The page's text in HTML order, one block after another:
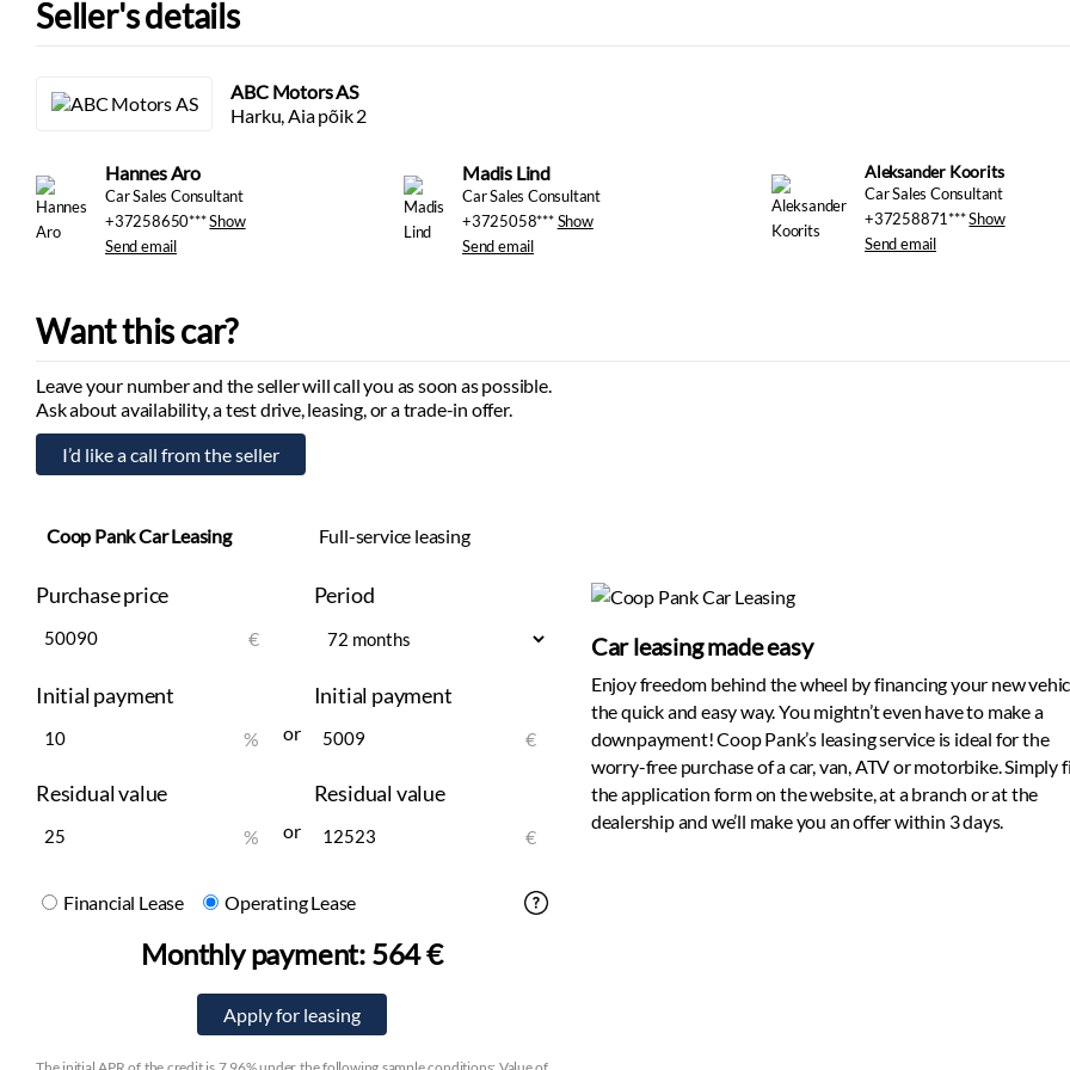
Seller's details
ABC Motors AS
Harku, Aia põik 2
Hannes Aro
Car Sales Consultant
+37258650***Show
Send email
Madis Lind
Car Sales Consultant
+3725058***Show
Send email
Car Sales Consultant
+37258871***Show
Send email
Want this car?
Leave your number and the seller will call you as soon as possible.
Ask about availability, a test drive, leasing, or a trade-in offer.
Coop Pank Car Leasing Full-service leasing
Purchase price
€
Period
Initial payment
% or
Initial payment
€
Residual value
% or
Residual value
€
Financial Lease Operating Lease
Monthly payment: 564 €
Car leasing made easy
Enjoy freedom behind the wheel by financing your new
the quick and easy way. You mightn’t even have to make a
downpayment! Coop Pank’s leasing service is ideal for the
worry-free purchase of a car, van, ATV or motorbike. Simply
the application form on the website, at a branch or at the
dealership and we’ll make you an offer within 3 days.